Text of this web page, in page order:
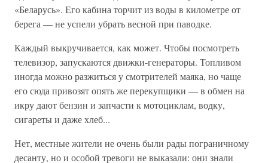
«Беларусь». Его кабина торчит из воды в километре от
берега — не успели убрать весной при паводке.
Каждый выкручивается, как может. Чтобы посмотреть
телевизор, запускаются движки-генераторы. Топливом
иногда можно разжиться у смотрителей маяка, но чаще
его сюда привозят опять же перекупщики — в обмен на
икру дают бензин и запчасти к мотоциклам, водку,
сигареты и даже хлеб...
Нет, местные жители не очень были рады пограничному
десанту, но и особой тревоги не выказали: они знали